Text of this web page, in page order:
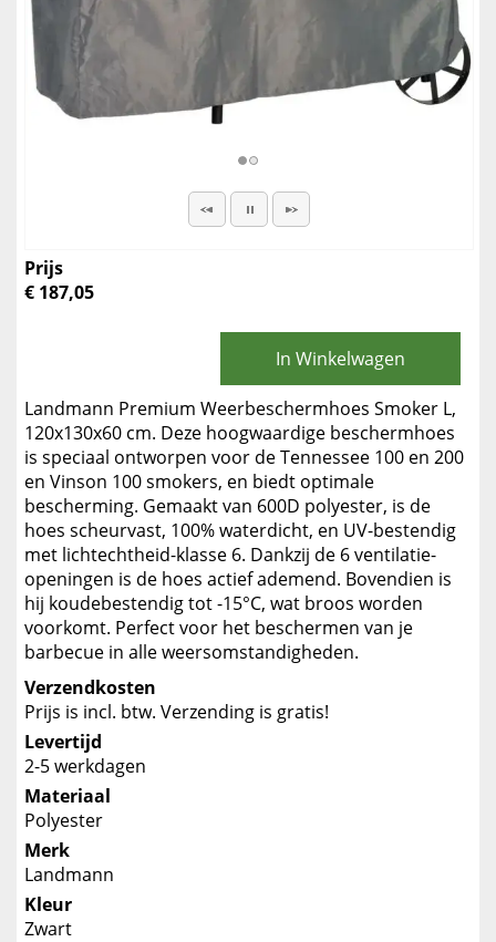
Prijs
€ 187,05
In Winkelwagen
Landmann Premium Weerbeschermhoes Smoker L,
120x130x60 cm. Deze hoogwaardige beschermhoes
is speciaal ontworpen voor de Tennessee 100 en 200
en Vinson 100 smokers, en biedt optimale
bescherming. Gemaakt van 600D polyester, is de
hoes scheurvast, 100% waterdicht, en UV-bestendig
met lichtechtheid-klasse 6. Dankzij de 6 ventilatie-
openingen is de hoes actief ademend. Bovendien is
hij koudebestendig tot -15°C, wat broos worden
voorkomt. Perfect voor het beschermen van je
barbecue in alle weersomstandigheden.
Verzendkosten
Prijs is incl. btw. Verzending is gratis!
Levertijd
2-5 werkdagen
Materiaal
Polyester
Merk
Landmann
Kleur
Zwart